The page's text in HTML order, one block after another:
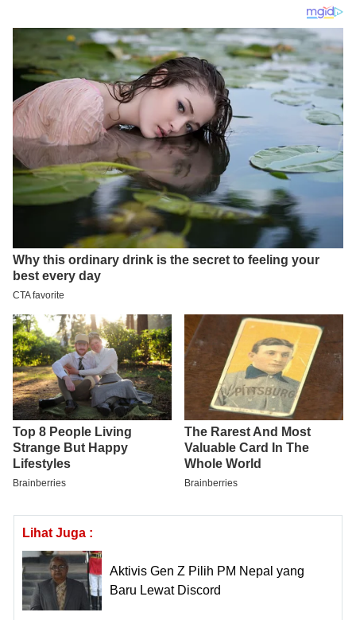
Lihat Juga :
Aktivis Gen Z Pilih PM Nepal yang
Baru Lewat Discord